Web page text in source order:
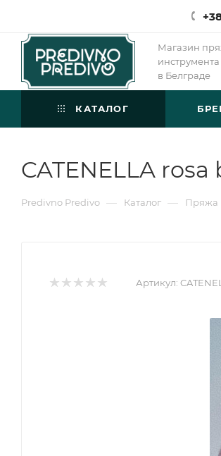
Магазин
в Белграде
КАТАЛОГ
CATENELLA rosa
Predivno Predivo — Каталог — Пряжа
Артикул: